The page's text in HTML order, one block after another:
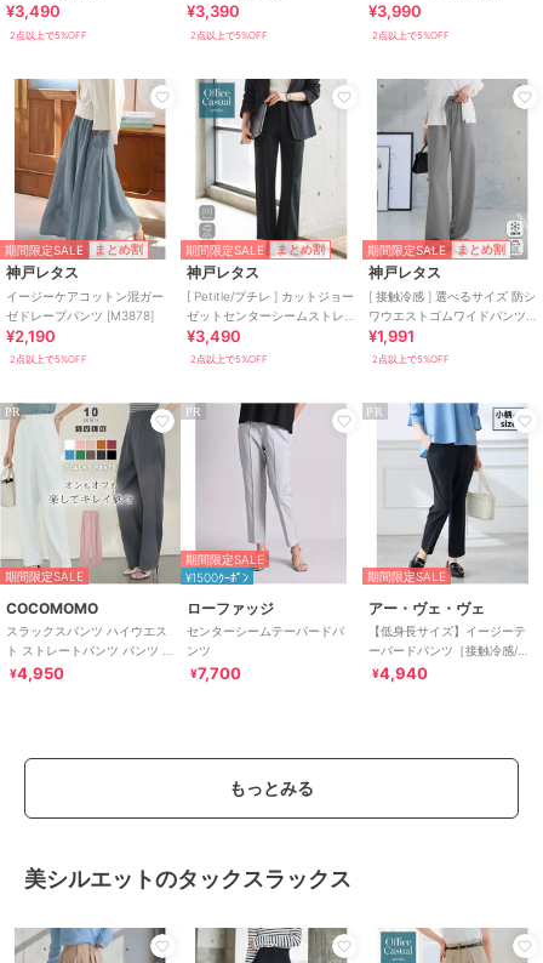
¥3,490
2点以上で5%OFF
¥3,390
2点以上で5%OFF
¥3,990
2点以上で5%OFF
期間限定SALE まとめ割
神戸レタス
イージーケアコットン混ガー
ゼドレープパンツ [M3878]
¥2,190
2点以上で5%OFF
期間限定SALE まとめ割
神戸レタス
[ Petitle/プチレ ] カットジョー
ゼットセンターシームストレ
ートパンツ [M4421]
¥3,490
2点以上で5%OFF
期間限定SALE まとめ割
神戸レタス
[ 接触冷感 ] 選べるサイズ 防シ
ワウエストゴムワイドパンツ
[M4432]
¥1,991
2点以上で5%OFF
PR
期間限定SALE
COCOMOMO
スラックスパンツ ハイウエス
ト ストレートパンツ パンツ ボ
トムス レディース カジュアル
¥4,950
PR
期間限定SALE
¥1500ｸｰﾎﾟﾝ
ローファッジ
センターシームテーパードパ
ンツ
¥7,700
PR
期間限定SALE
アー・ヴェ・ヴェ
【低身長サイズ】イージーテ
ーパードパンツ［接触冷感/速
乾/UVカット/イージーケア］
¥4,940
もっとみる
美シルエットのタックスラックス